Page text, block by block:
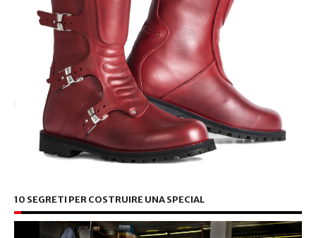
10 SEGRETI PER COSTRUIRE UNA SPECIAL